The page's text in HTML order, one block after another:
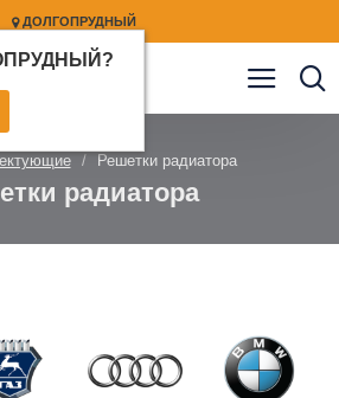
ДОЛГОПРУДНЫЙ
?
Решетки радиатора
радиатора